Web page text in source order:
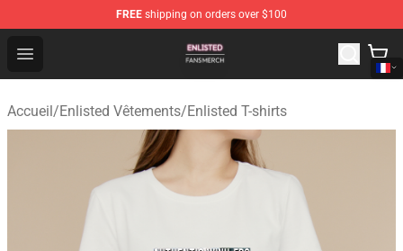
FREE shipping on orders over $100
Open menu
Enlisted Shop - Official Enlisted Merchandise Store
Accueil/Enlisted Vêtements/Enlisted T-shirts